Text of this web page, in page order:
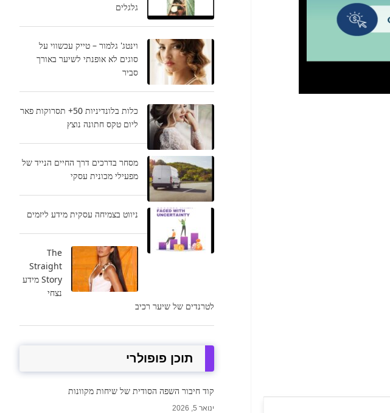
גלגלים
וינטג' גלמור – טייק עכשווי על
סוגים לא אופנתי לשיער באורך
סביר
כלות בלונדיניות 50+ תסרוקות פאר
ליום טקס חתונה נוצץ
מסחר בדרכים דרך החיים הנייד של
מפעילי מכונית עסקי
ניווט בצמיחה עסקית מידע ליזמים
The
Straight
Story מידע
נצחי
לטרנדים של שיער רכיב
תוכן פופולרי
קוד חיבור השפה הסודית של שיחות מקוונות
ינואר 5, 2026